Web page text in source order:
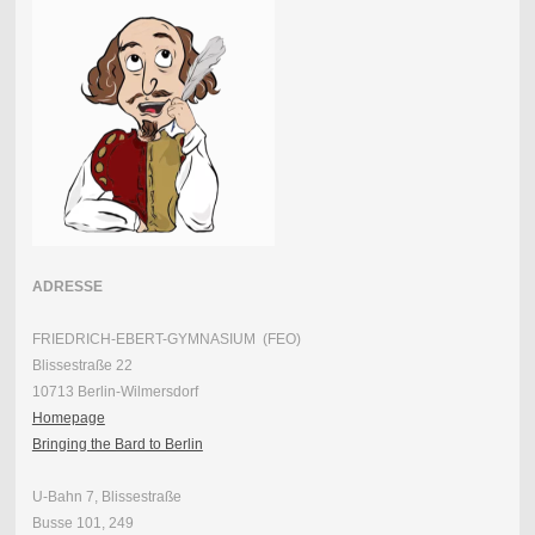
ADRESSE
FRIEDRICH-EBERT-GYMNASIUM (FEO)
Blissestraße 22
10713 Berlin-Wilmersdorf
Homepage
Bringing the Bard to Berlin
U-Bahn 7, Blissestraße
Busse 101, 249